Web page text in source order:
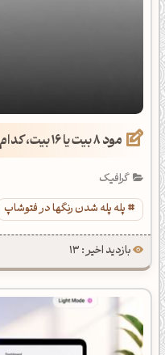
مود 8 بیت یا 16 بیت، کدام بهتر است؟
گرافیک
پله پله شدن رنگها در فتوشاپ
بازدید اخیر : 13